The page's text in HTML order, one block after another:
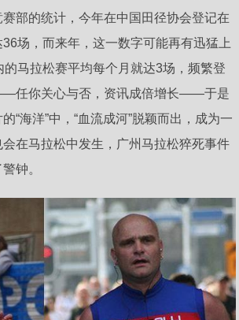
部的统计，今年在中国田径协会登记在
场，而来年，这一数字可能再有迅猛上
马拉松赛平均每个月就达3场，频繁登
任你关心与否，资讯成倍增长——于是
“海洋”中，“血流成河”脱颖而出，成为一
在马拉松中发生，广州马拉松猝死事件
钟。